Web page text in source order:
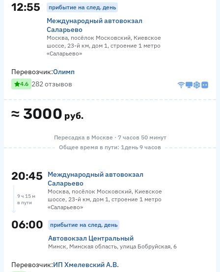
12:55 прибытие на след. день
Международный автовокзал
Саларьево
Москва, посёлок Московский, Киевское
шоссе, 23-й км, дом 1, строение 1 метро
«Саларьево»
≈ 3000 руб.
Перевозчик:Олимп
4.6 282 отзывов
Пересадка в Москве · 7 часов 50 минут
Общее время в пути: 1 день 9 часов
20:45
Международный автовокзал
Саларьево
Москва, посёлок Московский, Киевское
шоссе, 23-й км, дом 1, строение 1 метро
«Саларьево»
9 ч 15 м
в пути
06:00 прибытие на след. день
Автовокзал Центральный
Минск, Минская область, улица Бобруйская, 6
Перевозчик:ИП Хмелевский А.В.